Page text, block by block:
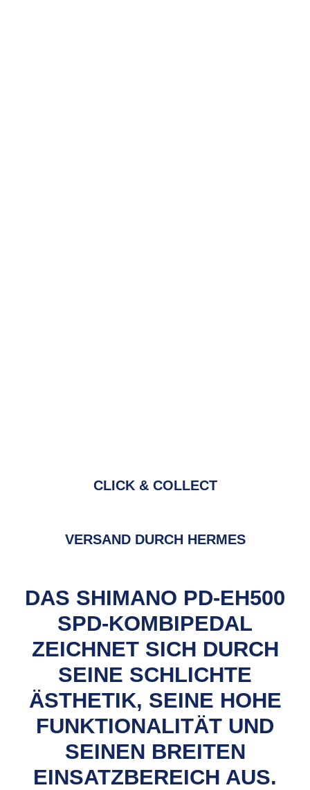
CLICK & COLLECT
VERSAND DURCH HERMES
DAS SHIMANO PD-EH500
SPD-KOMBIPEDAL
ZEICHNET SICH DURCH
SEINE SCHLICHTE
ÄSTHETIK, SEINE HOHE
FUNKTIONALITÄT UND
SEINEN BREITEN
EINSATZBEREICH AUS.